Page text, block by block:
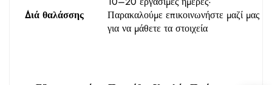
Διά θαλάσσης
Παρακαλούμε επικοινωνήστε μαζί μας
για να μάθετε τα στοιχεία